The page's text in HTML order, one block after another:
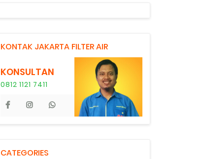
KONTAK JAKARTA FILTER AIR
KONSULTAN
0812 1121 7411
CATEGORIES